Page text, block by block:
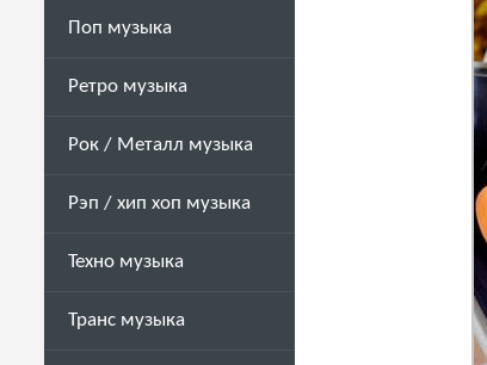
Поп музыка
Ретро музыка
Рок / Металл музыка
Рэп / хип хоп музыка
Техно музыка
Транс музыка